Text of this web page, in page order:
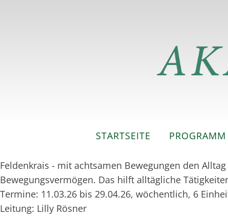
STARTSEITE PROGRAMM
Feldenkrais - mit achtsamen Bewegungen den
Bewegungsvermögen. Das hilft alltägliche
Termine: 11.03.26 bis 29.04.26, wöchentlich, 6
Leitung: Lilly Rösner